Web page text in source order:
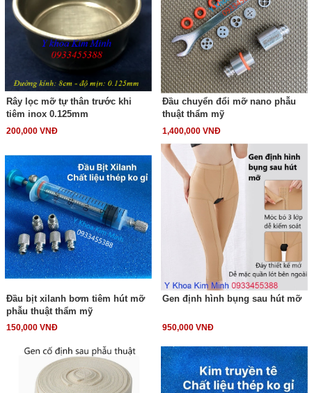
Rây lọc mỡ tự thân trước khi
tiêm inox 0.125mm
200,000 VNĐ
Đầu chuyển đổi mỡ nano phẫu
thuật thẩm mỹ
1,400,000 VNĐ
Đầu bịt xilanh bơm tiêm hút mỡ
phẫu thuật thẩm mỹ
150,000 VNĐ
Gen định hình bụng sau hút mỡ
950,000 VNĐ